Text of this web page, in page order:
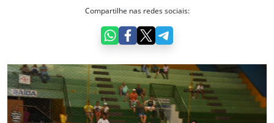
Compartilhe nas redes sociais: